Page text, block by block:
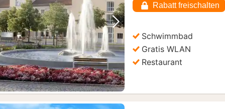
Vorheriges Bild Nächstes Bild
€
Rabatt freischalten
Schwimmbad
Gratis WLAN
Restaurant